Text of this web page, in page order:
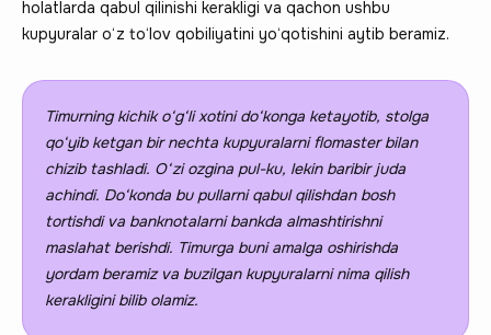
holatlarda qabul qilinishi kerakligi va qachon ushbu
kupyuralar o‘z to‘lov qobiliyatini yo‘qotishini aytib beramiz.
Timurning kichik o‘g‘li xotini do‘konga ketayotib, stolga
qo‘yib ketgan bir nechta kupyuralarni flomaster bilan
chizib tashladi. O‘zi ozgina pul-ku, lekin baribir juda
achindi. Do‘konda bu pullarni qabul qilishdan bosh
tortishdi va banknotalarni bankda almashtirishni
maslahat berishdi. Timurga buni amalga oshirishda
yordam beramiz va buzilgan kupyuralarninima qilish
kerakligini bilib olamiz.